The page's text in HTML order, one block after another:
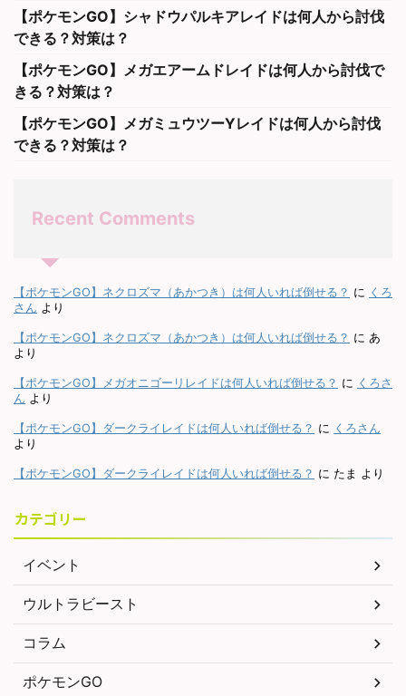
【ポケモンGO】シャドウパルキアレイドは何人から討伐
できる？対策は？
【ポケモンGO】メガエアームドレイドは何人から討伐で
きる？対策は？
【ポケモンGO】メガミュウツーYレイドは何人から討伐
できる？対策は？
Recent Comments
【ポケモンGO】ネクロズマ（あかつき）は何人いれば倒せる？ に くろ
さん より
【ポケモンGO】ネクロズマ（あかつき）は何人いれば倒せる？ に あ
より
【ポケモンGO】メガオニゴーリレイドは何人いれば倒せる？ に くろさ
ん より
【ポケモンGO】ダークライレイドは何人いれば倒せる？ に くろさん
より
【ポケモンGO】ダークライレイドは何人いれば倒せる？ に たま より
カテゴリー
イベント
ウルトラビースト
コラム
ポケモンGO